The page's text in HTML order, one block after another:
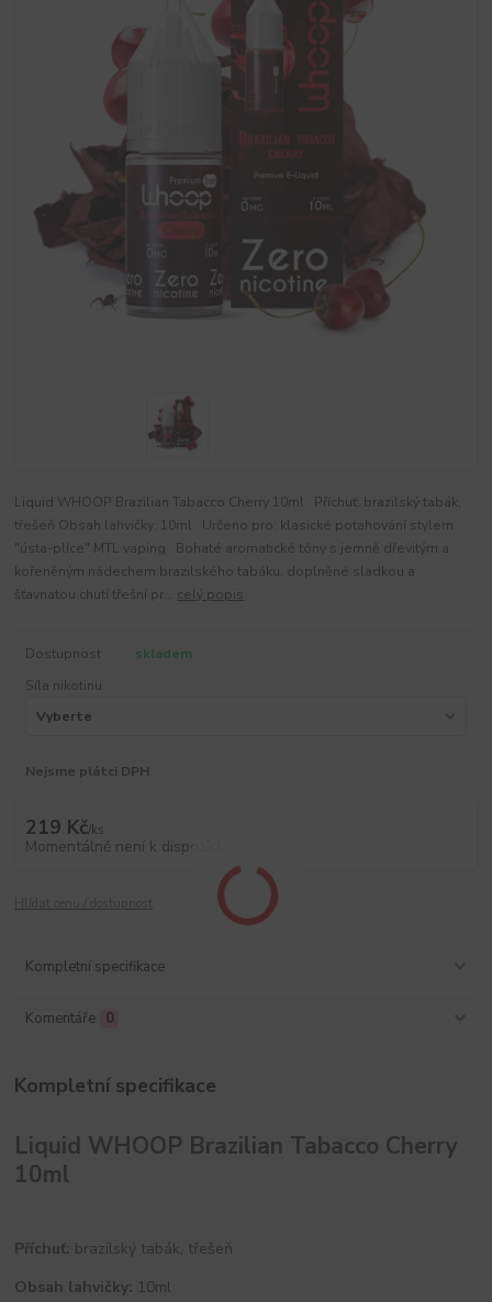
Liquid WHOOP Brazilian Tabacco Cherry 10ml Příchuť: brazilský tabák,
třešeň Obsah lahvičky: 10ml Určeno pro: klasické potahování stylem
"ústa-plíce" MTL vaping Bohaté aromatické tóny s jemně dřevitým a
kořeněným nádechem brazilského tabáku, doplněné sladkou a
šťavnatou chutí třešní pr... celý popis
Dostupnost
skladem
Síla nikotinu
Nejsme plátci DPH
219 Kč/ks
Momentálně není k dispozici
Kompletní specifikace
Komentáře 0
Kompletní specifikace
Liquid WHOOP Brazilian Tabacco Cherry
10ml
Příchuť: brazilský tabák, třešeň
Obsah lahvičky: 10ml